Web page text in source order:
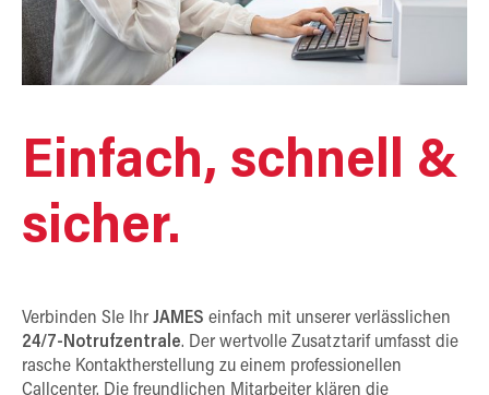
Einfach, schnell &
sicher.
Verbinden SIe Ihr JAMES einfach mit unserer verlässlichen
24/7-Notrufzentrale. Der wertvolle Zusatztarif umfasst die
rasche Kontaktherstellung zu einem professionellen
Callcenter. Die freundlichen Mitarbeiter klären die